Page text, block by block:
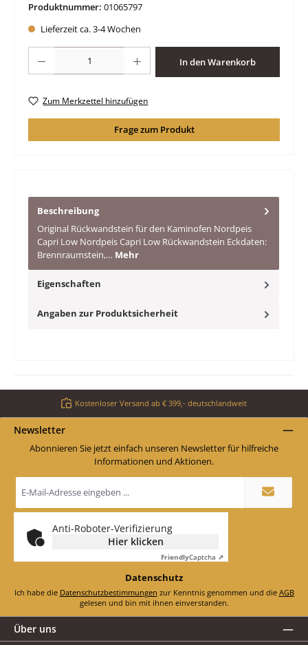
Produktnummer: 01065797
Lieferzeit ca. 3-4 Wochen
In den Warenkorb
Zum Merkzettel hinzufügen
Frage zum Produkt
Beschreibung
Original Rückwandstein für den Kaminofen Nordpeis
Capri Low Nordpeis Capri Low Rückwandstein Eckdaten:
Brennraumstein,… Mehr
Eigenschaften
Angaben zur Produktsicherheit
Kostenloser Versand ab € 399,- deutschlandweit
Newsletter
Abonnieren Sie jetzt einfach unseren Newsletter für hilfreiche
Informationen und Aktionen.
Mail-
*
Anti-Roboter-Verifizierung
Hier klicken
FriendlyCaptcha ⇗
Datenschutz
Ich habe die Datenschutzbestimmungen zur Kenntnis genommen und die AGB
gelesen und bin mit ihnen einverstanden.
Über uns